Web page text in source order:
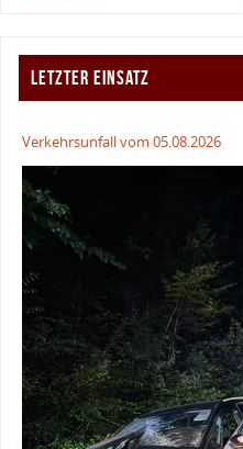
LETZTER EINSATZ
Verkehrsunfall vom 05.08.2026